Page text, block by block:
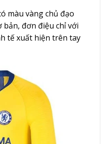
màu vàng chủ đạo
đơn điệu chỉ với
tế xuất hiện trên tay